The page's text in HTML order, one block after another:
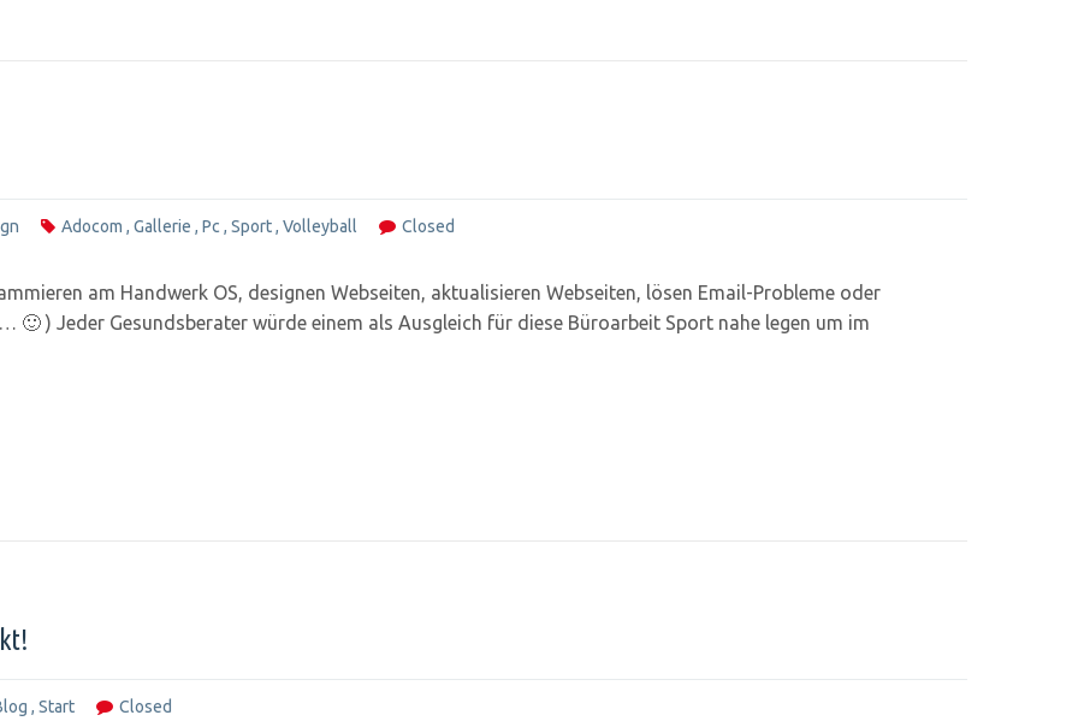
Adocom , Gallerie , Pc , Sport, Volleyball Closed
am Handwerk OS, designen Webseiten, aktualisieren Webseiten, lösen Email-Probleme oder
🙂 ) Jeder Gesundsberater würde einem als Ausgleich für diese Büroarbeit Sport nahe legen um im
, Start Closed